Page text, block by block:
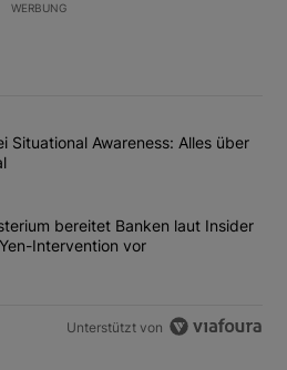
WERBUNG
der am meisten kommentierten
"Margin Calls bei Situational
Situational Awareness: Alles über
"US-Finanzministerium bereitet
bereitet Banken laut Insider
Intervention vor
Unterstützt von